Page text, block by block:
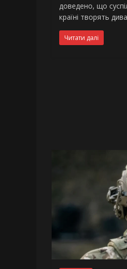
доведено, що
країні творять
Читати далі